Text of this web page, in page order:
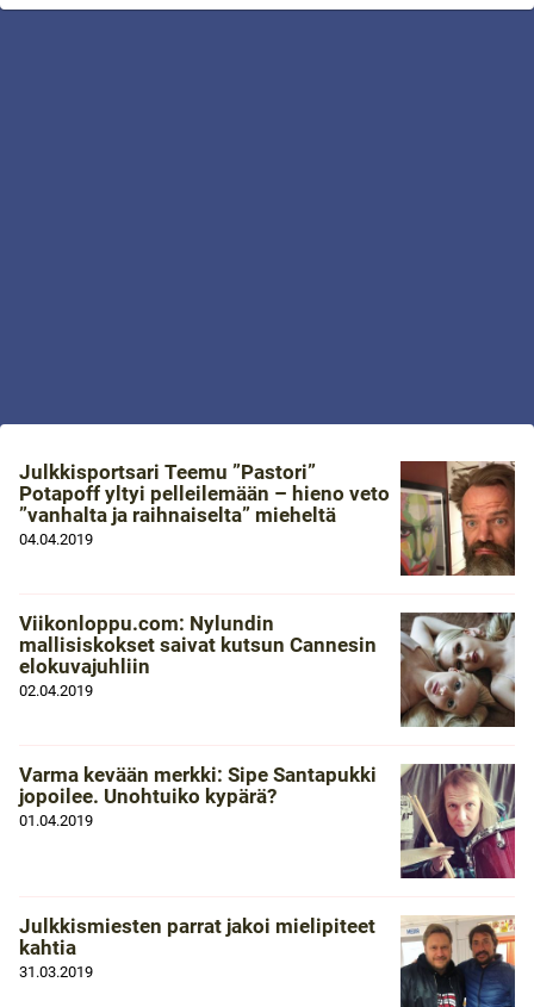
Julkkisportsari Teemu ”Pastori”
Potapoff yltyi pelleilemään – hieno veto
”vanhalta ja raihnaiselta” mieheltä
04.04.2019
Viikonloppu.com: Nylundin
mallisiskokset saivat kutsun Cannesin
elokuvajuhliin
02.04.2019
Varma kevään merkki: Sipe Santapukki
jopoilee. Unohtuiko kypärä?
01.04.2019
Julkkismiesten parrat jakoi mielipiteet
kahtia
31.03.2019